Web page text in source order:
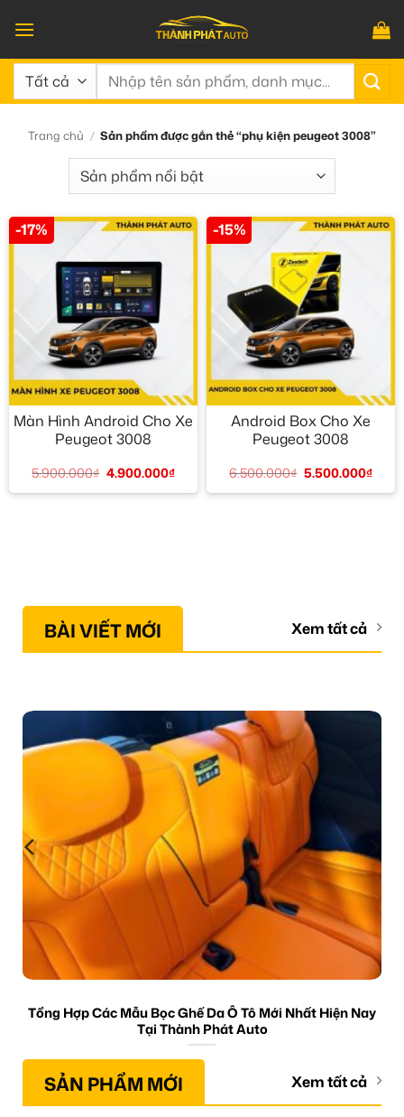
qua
nội
dung
Tìm
Trang chủ / Sản phẩm được gắn thẻ “phụ kiện peugeot 3008”
-17%
Màn Hình Android Cho Xe
Peugeot 3008
5.900.000₫ 4.900.000₫
-15%
Android Box Cho Xe
Peugeot 3008
6.500.000₫ 5.500.000₫
BÀI VIẾT MỚI Xem tất cả
Tổng Hợp Các Mẫu Bọc Ghế Da Ô Tô Mới Nhất Hiện Nay
Tại Thành Phát Auto
SẢN PHẨM MỚI Xem tất cả